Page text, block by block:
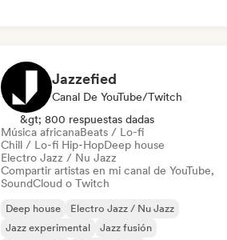
Jazzefied
Canal De YouTube/Twitch
&gt; 800 respuestas dadas
Música africanaBeats / Lo-fi
Chill / Lo-fi Hip-HopDeep house
Electro Jazz / Nu Jazz
Compartir artistas en mi canal de YouTube,
SoundCloud o Twitch
Deep house
Electro Jazz / Nu Jazz
Jazz experimental
Jazz fusión